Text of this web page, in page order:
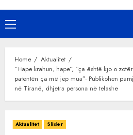
Primary
Menu
Home
Aktualitet
“Hape krahun, hape”, “ça është kjo o
patentën ça më jep mua”- Publikohen
në Tiranë, dhjetra persona në telashe
Aktualitet Slider